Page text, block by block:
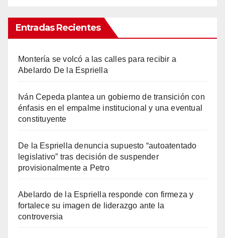
Entradas Recientes
Montería se volcó a las calles para recibir a
Abelardo De la Espriella
Iván Cepeda plantea un gobierno de transición con
énfasis en el empalme institucional y una eventual
constituyente
De la Espriella denuncia supuesto “autoatentado
legislativo” tras decisión de suspender
provisionalmente a Petro
Abelardo de la Espriella responde con firmeza y
fortalece su imagen de liderazgo ante la
controversia